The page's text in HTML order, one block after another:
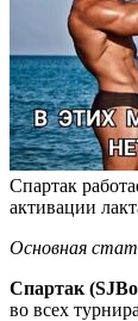
Спартак
активации
Основная
Спартак
во всех